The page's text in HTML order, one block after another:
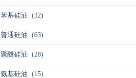
苯基硅油 (32)
普通硅油 (63)
聚醚硅油 (28)
氨基硅油 (15)